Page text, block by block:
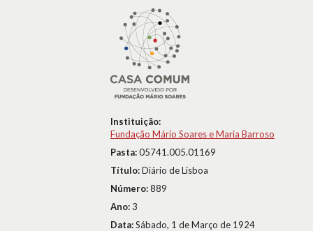
Instituição:
Fundação Mário Soares e Maria Barroso
Pasta:05741.005.01169
Título:Diário de Lisboa
Número:889
Ano:3
Data:Sábado, 1 de Março de 1924